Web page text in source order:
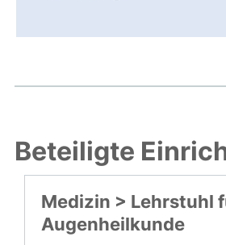
Beteiligte
Medizin > Lehrstuhl
Augenheilkunde